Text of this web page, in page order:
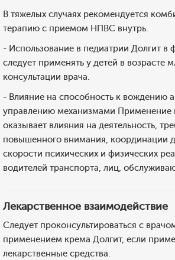
В тяжелых случаях рекомендуется
терапию с приемом НПВС внутрь.
- Использование в педиатрии Долгит в
следует применять у детей в возрасте
консультации врача.
- Влияние на способность к вождению
управлению механизмами Применение
оказывает влияния на деятельность,
повышенного внимания, координации
скорости психических и физических
водителей транспорта, лиц,
Лекарственное взаимодействие
Следует проконсультироваться с
применением крема Долгит, если
лекарственные средства.